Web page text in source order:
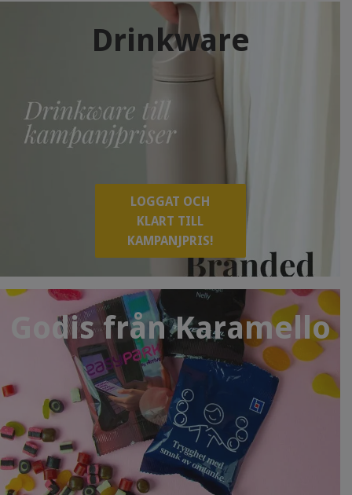
Drinkware
LOGGAT OCH
KLART TILL
KAMPANJPRIS!
Godis från Karamello